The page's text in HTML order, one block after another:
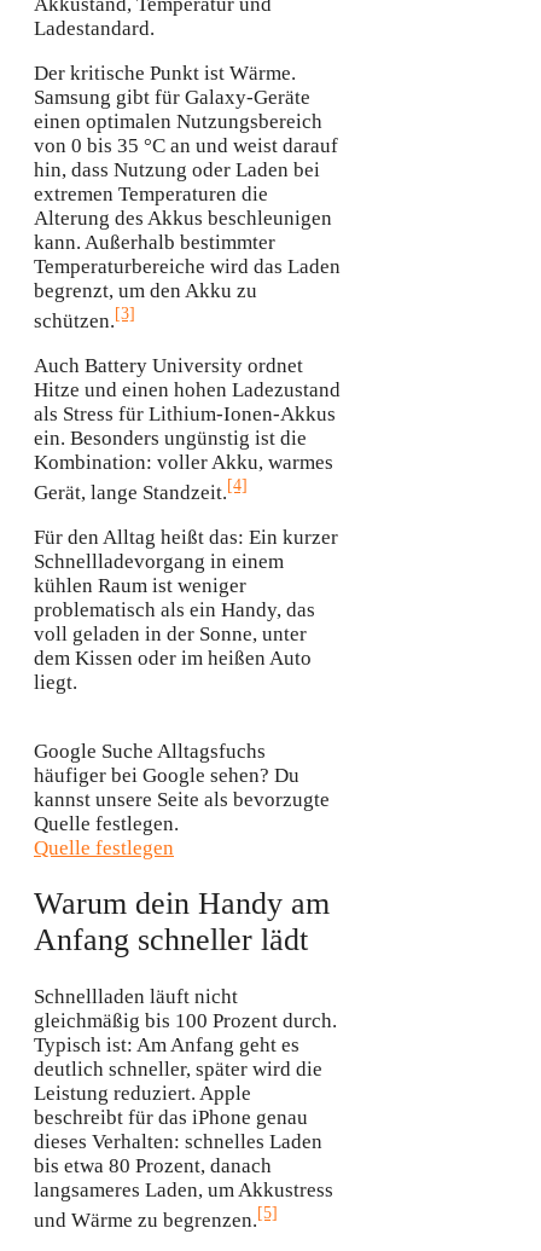
Akkustand, Temperatur und
Ladestandard.
Der kritische Punkt ist Wärme.
Samsung gibt für Galaxy-Geräte
einen optimalen Nutzungsbereich
von 0 bis 35 °C an und weist darauf
hin, dass Nutzung oder Laden bei
extremen Temperaturen die
Alterung des Akkus beschleunigen
kann. Außerhalb bestimmter
Temperaturbereiche wird das Laden
begrenzt, um den Akku zu
schützen.[3]
Auch Battery University ordnet
Hitze und einen hohen Ladezustand
als Stress für Lithium-Ionen-Akkus
ein. Besonders ungünstig ist die
Kombination: voller Akku, warmes
Gerät, lange Standzeit.[4]
Für den Alltag heißt das: Ein kurzer
Schnellladevorgang in einem
kühlen Raum ist weniger
problematisch als ein Handy, das
voll geladen in der Sonne, unter
dem Kissen oder im heißen Auto
liegt.
Google Suche Alltagsfuchs
häufiger bei Google sehen? Du
kannst unsere Seite als bevorzugte
Quelle festlegen.
Quelle festlegen
Warum dein Handy am
Anfang schneller lädt
Schnellladen läuft nicht
gleichmäßig bis 100 Prozent durch.
Typisch ist: Am Anfang geht es
deutlich schneller, später wird die
Leistung reduziert. Apple
beschreibt für das iPhone genau
dieses Verhalten: schnelles Laden
bis etwa 80 Prozent, danach
langsameres Laden, um Akkustress
und Wärme zu begrenzen.[5]